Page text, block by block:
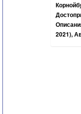
2021),